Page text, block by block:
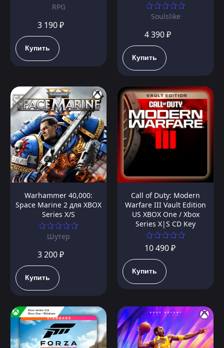
RPG
3 190 ₽
Купить
Soulslike
4 390 ₽
Купить
Warhammer 40,000:
Space Marine 2 для XBOX
Series X/S
Шутер
3 200 ₽
Купить
Call of Duty: Modern
Warfare III Vault Edition
US XBOX One / Xbox
Series X|S CD Key
10 490 ₽
Купить